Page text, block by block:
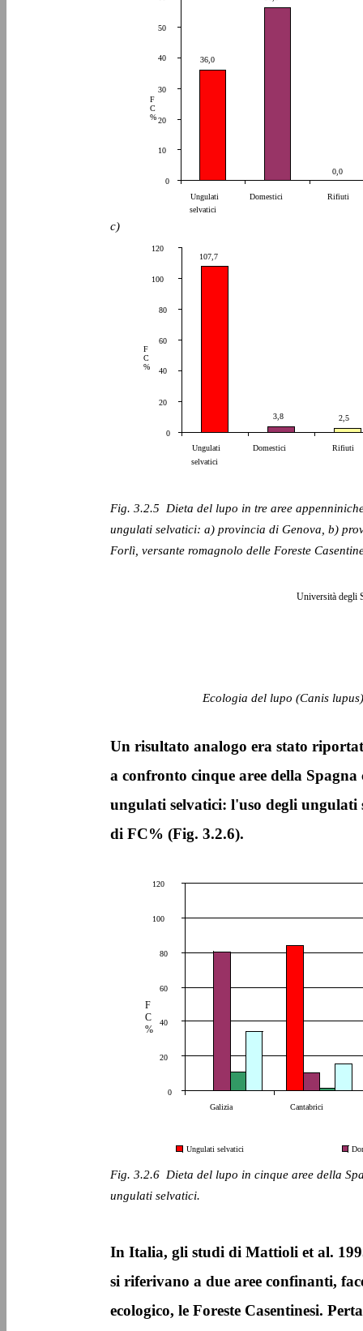
Università degli
c)
Fig. 3.2.5 ­ Dieta del lupo in tre aree
ungulati selvatici: a) provincia di Genova, b)
Forlì, versante romagnolo delle Foreste
36,0
0,0
0
10
20
30
40
50
Ungulati
selvatici
Domestici Rifiuti
F
C
%
107,7
3,8
2,5
0
20
40
60
80
100
120
Ungulati
selvatici
Domestici Rifiuti
F
C
%
Ecologia del lupo (Canis
Un risultato analogo era stato
a confronto cinque aree della
ungulati selvatici: l'uso degli
di FC% (Fig. 3.2.6).
Fig. 3.2.6 ­ Dieta del lupo in cinque aree della
ungulati selvatici.
In Italia, gli studi di Mattioli et al.
si riferivano a due aree confinanti,
ecologico, le Foreste Casentinesi.
0
20
40
60
80
100
120
Galizia Cantabrici
Ungulati selvatici
F
C
%